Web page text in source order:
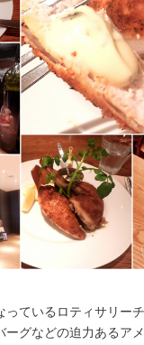
っているロティサリー
ーグなどの迫力あるア